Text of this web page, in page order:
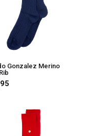
Gonzalez Merino